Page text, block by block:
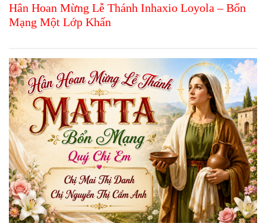
Hân Hoan Mừng Lễ Thánh Inhaxio Loyola – Bổn
Mạng Một Lớp Khấn